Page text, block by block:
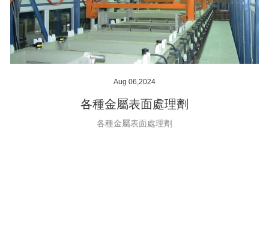
Aug 06,2024
各種金屬表面處理劑
各種金屬表面處理劑